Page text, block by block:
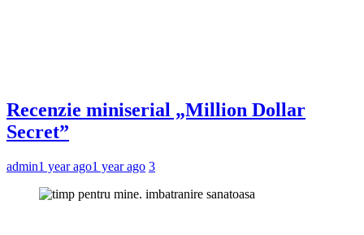
Recenzie miniserial „Million Dollar
Secret”
admin1 year ago1 year ago 3